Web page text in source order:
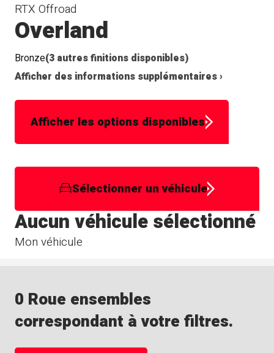
RTX Offroad
Overland
Bronze(3 autres finitions disponibles)
Afficher des informations supplémentaires ›
Afficher les options disponibles
Sélectionner un véhicule
Mon véhicule
Aucun véhicule sélectionné
0 Roue ensembles
correspondant à votre filtres.